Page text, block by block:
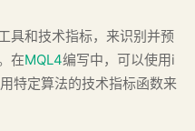
具和技术指标，来识别并预
在MQL4编写中，可以使用i
特定算法的技术指标函数来